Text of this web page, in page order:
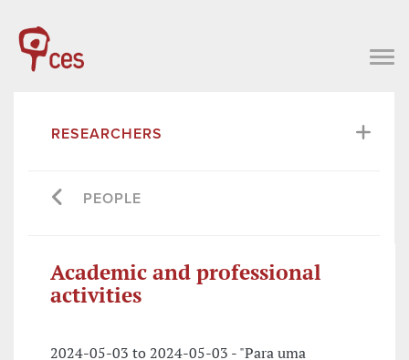
RESEARCHERS
PEOPLE
Academic and professional
activities
2024-05-03 to 2024-05-03 - "Para uma